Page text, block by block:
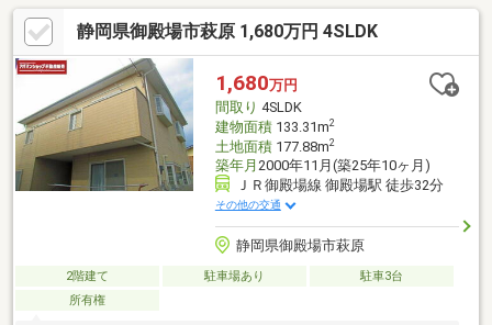
うことで、住まいの快適性とこのロケーションを最大限に活かす
ことが可能です。「景色」と「ゆとり」のある暮らしを求める方
におすすめの一邸です。現況でのお引渡しとなるため、リフォー
ムを前提にご検討いただきたい住まいです。間取りや内装、水回
りなど、ご予算やライフスタイルに合わせた住まいづくりを楽し
めます。
静岡県御殿場市萩原 1,680万円 4SLDK
1,680万円
間取り 4SLDK
建物面積133.31m2
土地面積177.88m2
築年月 2000年11月(築25年10ヶ月)
ＪＲ御殿場線 御殿場駅 徒歩32分
その他の交通
静岡県御殿場市萩原
2階建て 駐車場あり
駐車3台
所有権